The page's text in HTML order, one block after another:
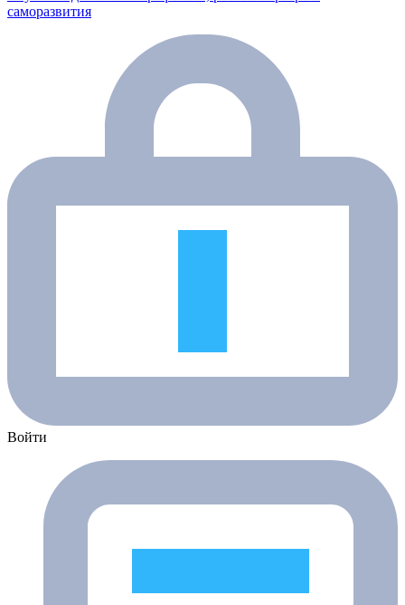
саморазвития
Войти